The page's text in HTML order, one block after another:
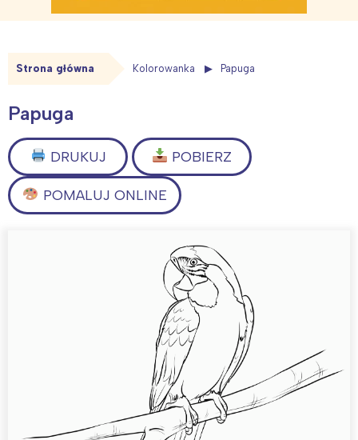
Strona główna Kolorowanka Papuga
Papuga
DRUKUJ POBIERZ
POMALUJ ONLINE